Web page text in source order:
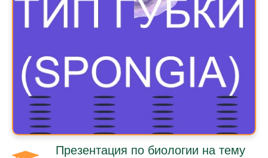
Презентация по биологии на тему